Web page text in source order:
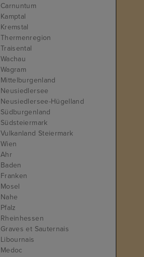
Carnuntum
Kamptal
Kremstal
Thermenregion
Traisental
Wachau
Wagram
Mittelburgenland
Neusiedlersee
Neusiedlersee-Hügelland
Südburgenland
Südsteiermark
Vulkanland Steiermark
Wien
Ahr
Baden
Franken
Mosel
Nahe
Pfalz
Rheinhessen
Graves et Sauternais
Libournais
Medoc